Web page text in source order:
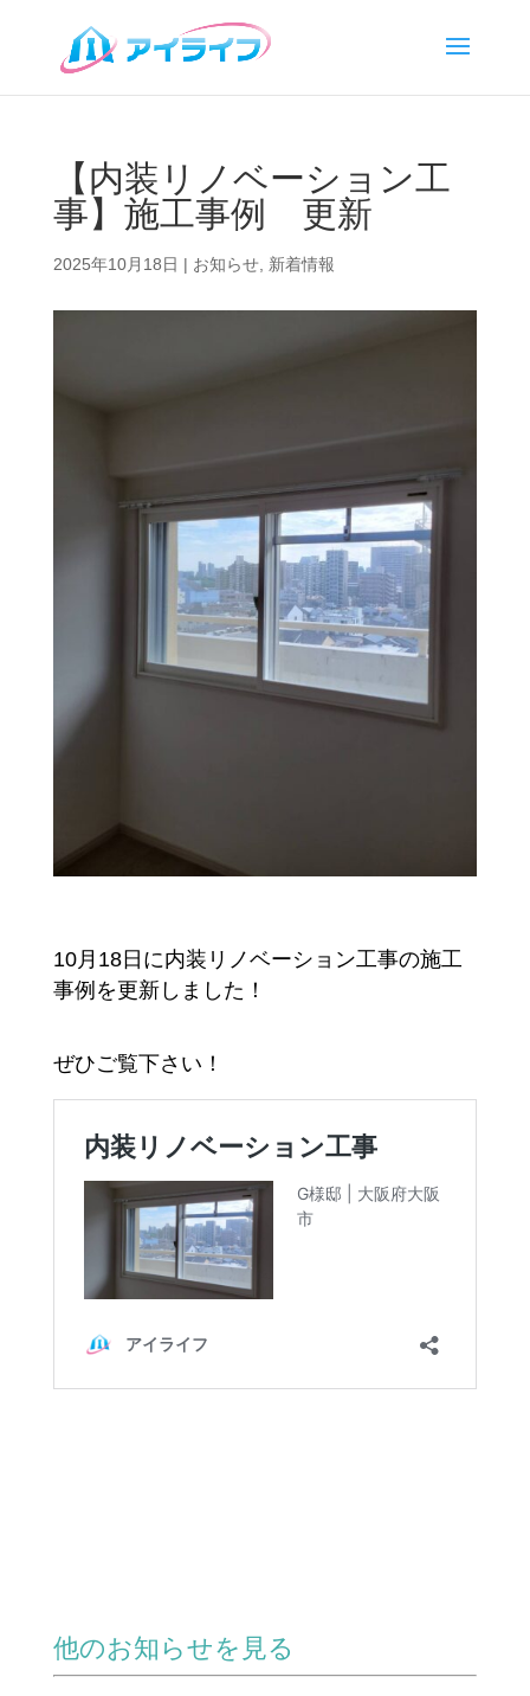
【内装リノベーション工
事】施工事例 更新
2025年10月18日 | お知らせ, 新着情報
10月18日に内装リノベーション工事の施工
事例を更新しました！
ぜひご覧下さい！
他のお知らせを見る